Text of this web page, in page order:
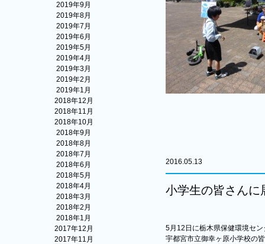
2019年9月
2019年8月
2019年7月
2019年6月
2019年5月
2019年4月
2019年3月
2019年2月
2019年1月
2018年12月
2018年11月
2018年10月
2018年9月
2018年8月
2018年7月
2018年6月
2018年5月
2018年4月
2018年3月
2018年2月
2018年1月
2017年12月
2017年11月
2016.05.13
小学生の皆さんに
5月12日に栃木県保健環境セ
宇都宮市立御幸ヶ原小学校の